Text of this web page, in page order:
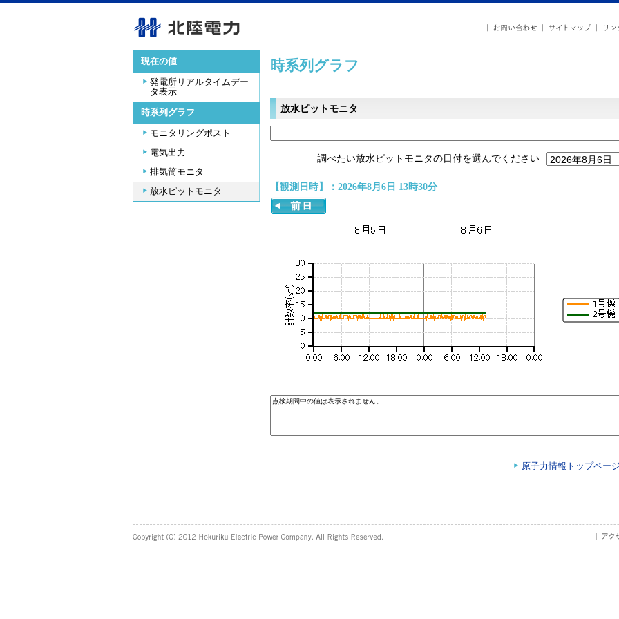
現在の値
発電所リアルタイムデー
タ表示
時系列グラフ
モニタリングポスト
電気出力
排気筒モニタ
放水ピットモニタ
時系列グラフ
放水ピットモニタ
調べたい放水ピットモニタの日付を選んでください
【観測日時】：2026年8月6日 13時30分
原子力情報トップペー